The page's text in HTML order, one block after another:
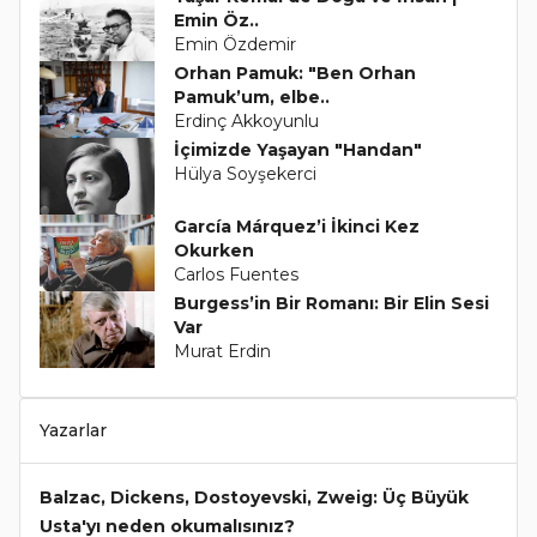
Emin Öz..
Emin Özdemir
Orhan Pamuk: "Ben Orhan
Pamuk’um, elbe..
Erdinç Akkoyunlu
İçimizde Yaşayan "Handan"
Hülya Soyşekerci
García Márquez’i İkinci Kez
Okurken
Carlos Fuentes
Burgess’in Bir Romanı: Bir Elin Sesi
Var
Murat Erdin
Yazarlar
Balzac, Dickens, Dostoyevski, Zweig: Üç Büyük
Usta'yı neden okumalısınız?